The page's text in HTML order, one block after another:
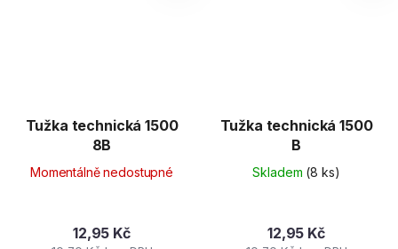
Tužka technická 1500
8B
Momentálně nedostupné
12,95 Kč
Tužka technická 1500
B
Skladem (8 ks)
12,95 Kč